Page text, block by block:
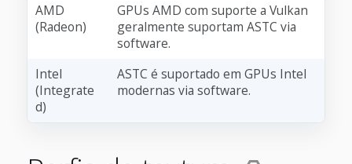
AMD
(Radeon)
GPUs AMD com suporte a Vulkan
geralmente suportam ASTC via
software.
Intel
(Integrate
d)
ASTC é suportado em GPUs Intel
modernas via software.